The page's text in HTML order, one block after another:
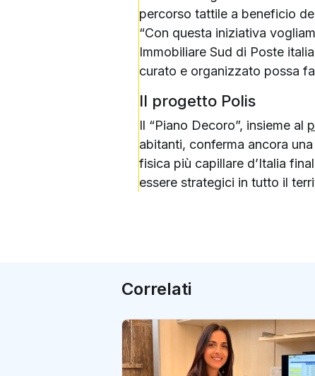
percorso tattile a beneficio
“Con questa iniziativa
Immobiliare Sud di Poste
curato e organizzato possa
Il progetto Polis
Il “Piano Decoro”, insieme al
abitanti, conferma ancora
fisica più capillare d’Italia
essere strategici in tutto il
Correlati